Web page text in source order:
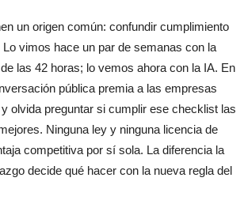
un origen común: confundir cumplimiento
vimos hace un par de semanas con la
las 42 horas; lo vemos ahora con la IA. En
pública premia a las empresas
olvida preguntar si cumplir ese checklist las
Ninguna ley y ninguna licencia de
competitiva por sí sola. La diferencia la
decide qué hacer con la nueva regla del